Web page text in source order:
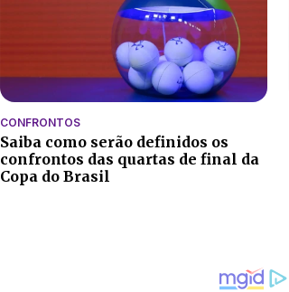
CONFRONTOS
Saiba como serão definidos os
confrontos das quartas de final da
Copa do Brasil